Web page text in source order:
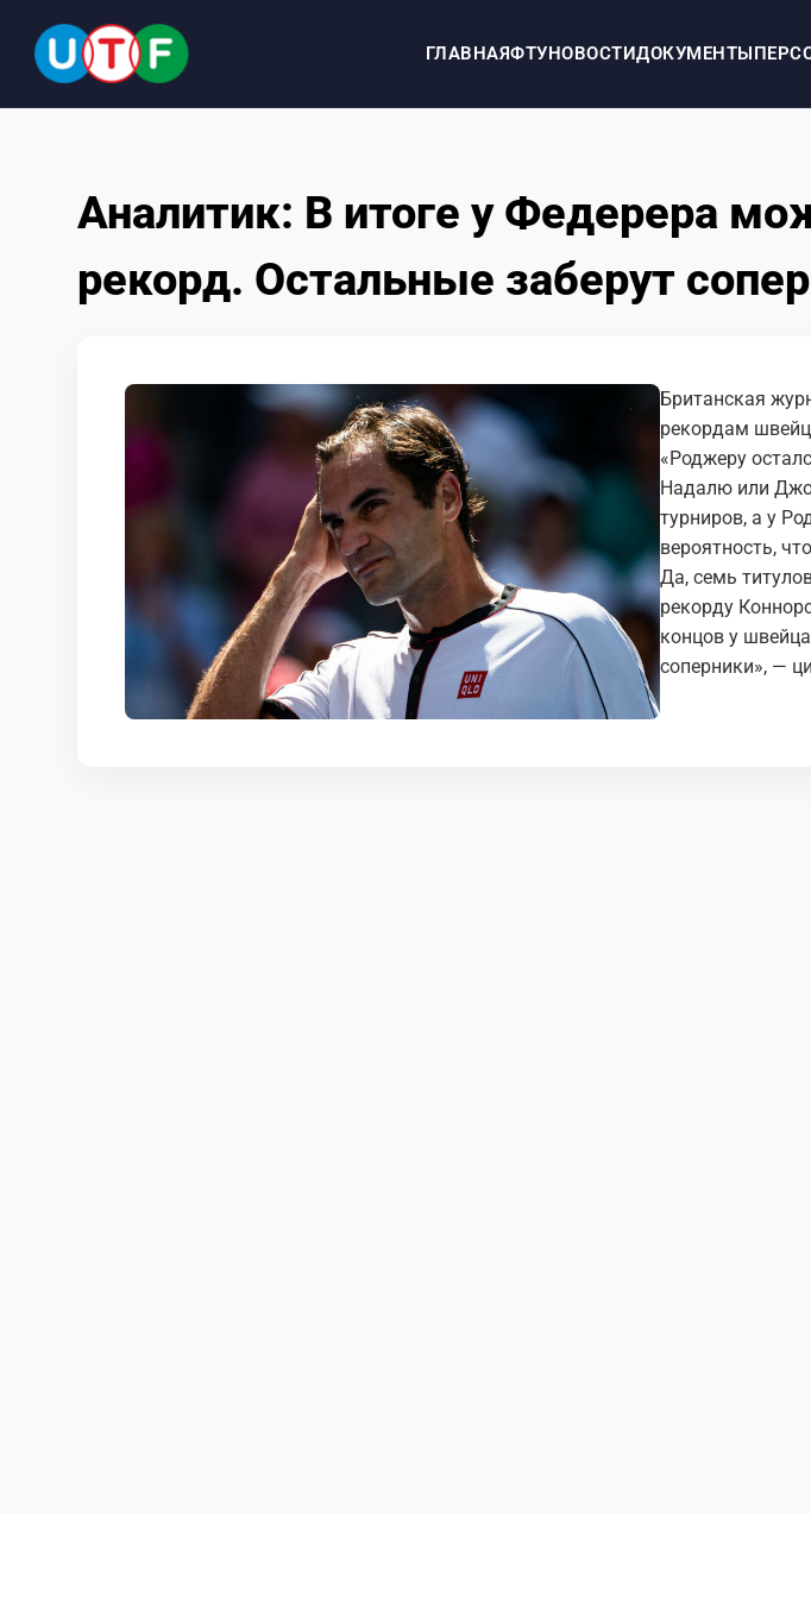
ГЛАВНАЯФТУНОВОСТИДОКУМЕНТЫ
ДОКУМЕНТЫ
Аналитик: В итоге у Федерера
рекорд. Остальные заберут
Британская
рекордам
«Роджеру
Надалю или
турниров, а у
вероятность,
Да, семь
рекорду
концов у
соперники», —